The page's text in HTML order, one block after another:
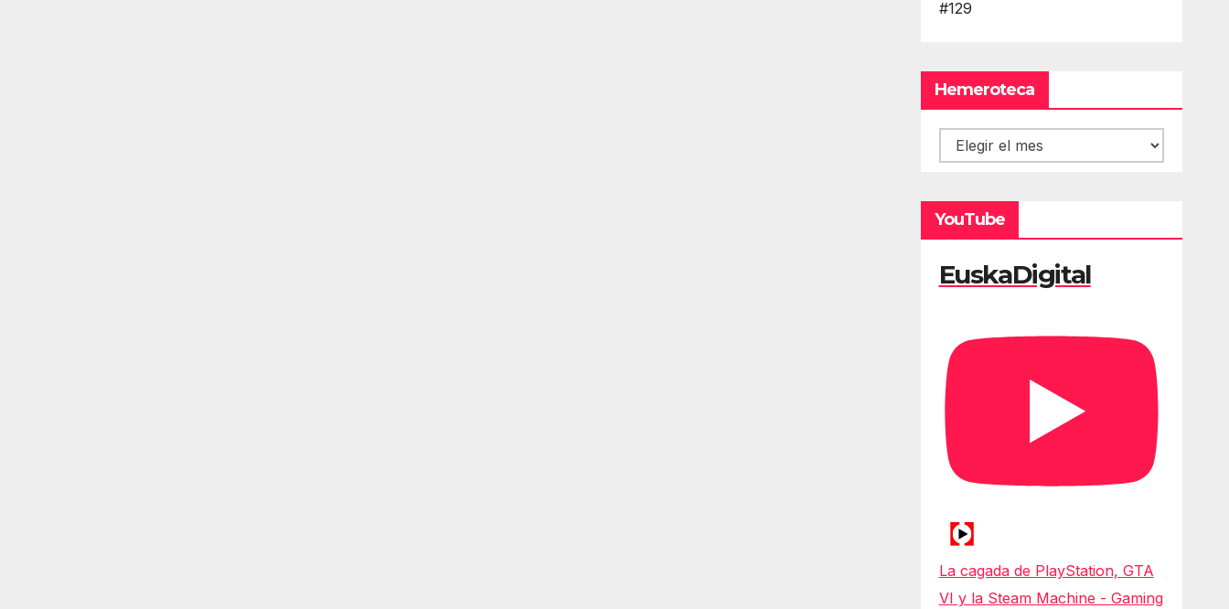
#129
Hemeroteca
Hemeroteca
YouTube
EuskaDigital
La cagada de PlayStation, GTA
VI y la Steam Machine - Gaming